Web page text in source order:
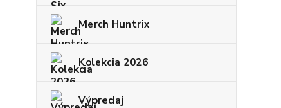
Merch Huntrix
Kolekcia 2026
Výpredaj